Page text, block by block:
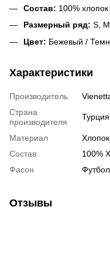
Состав: 100% хлопок
Размерный ряд: S,
Цвет: Бежевый /
Характеристики
Производитель
Страна
производителя
Турция
Материал
Хлопок
Состав
100%
Фасон
Отзывы